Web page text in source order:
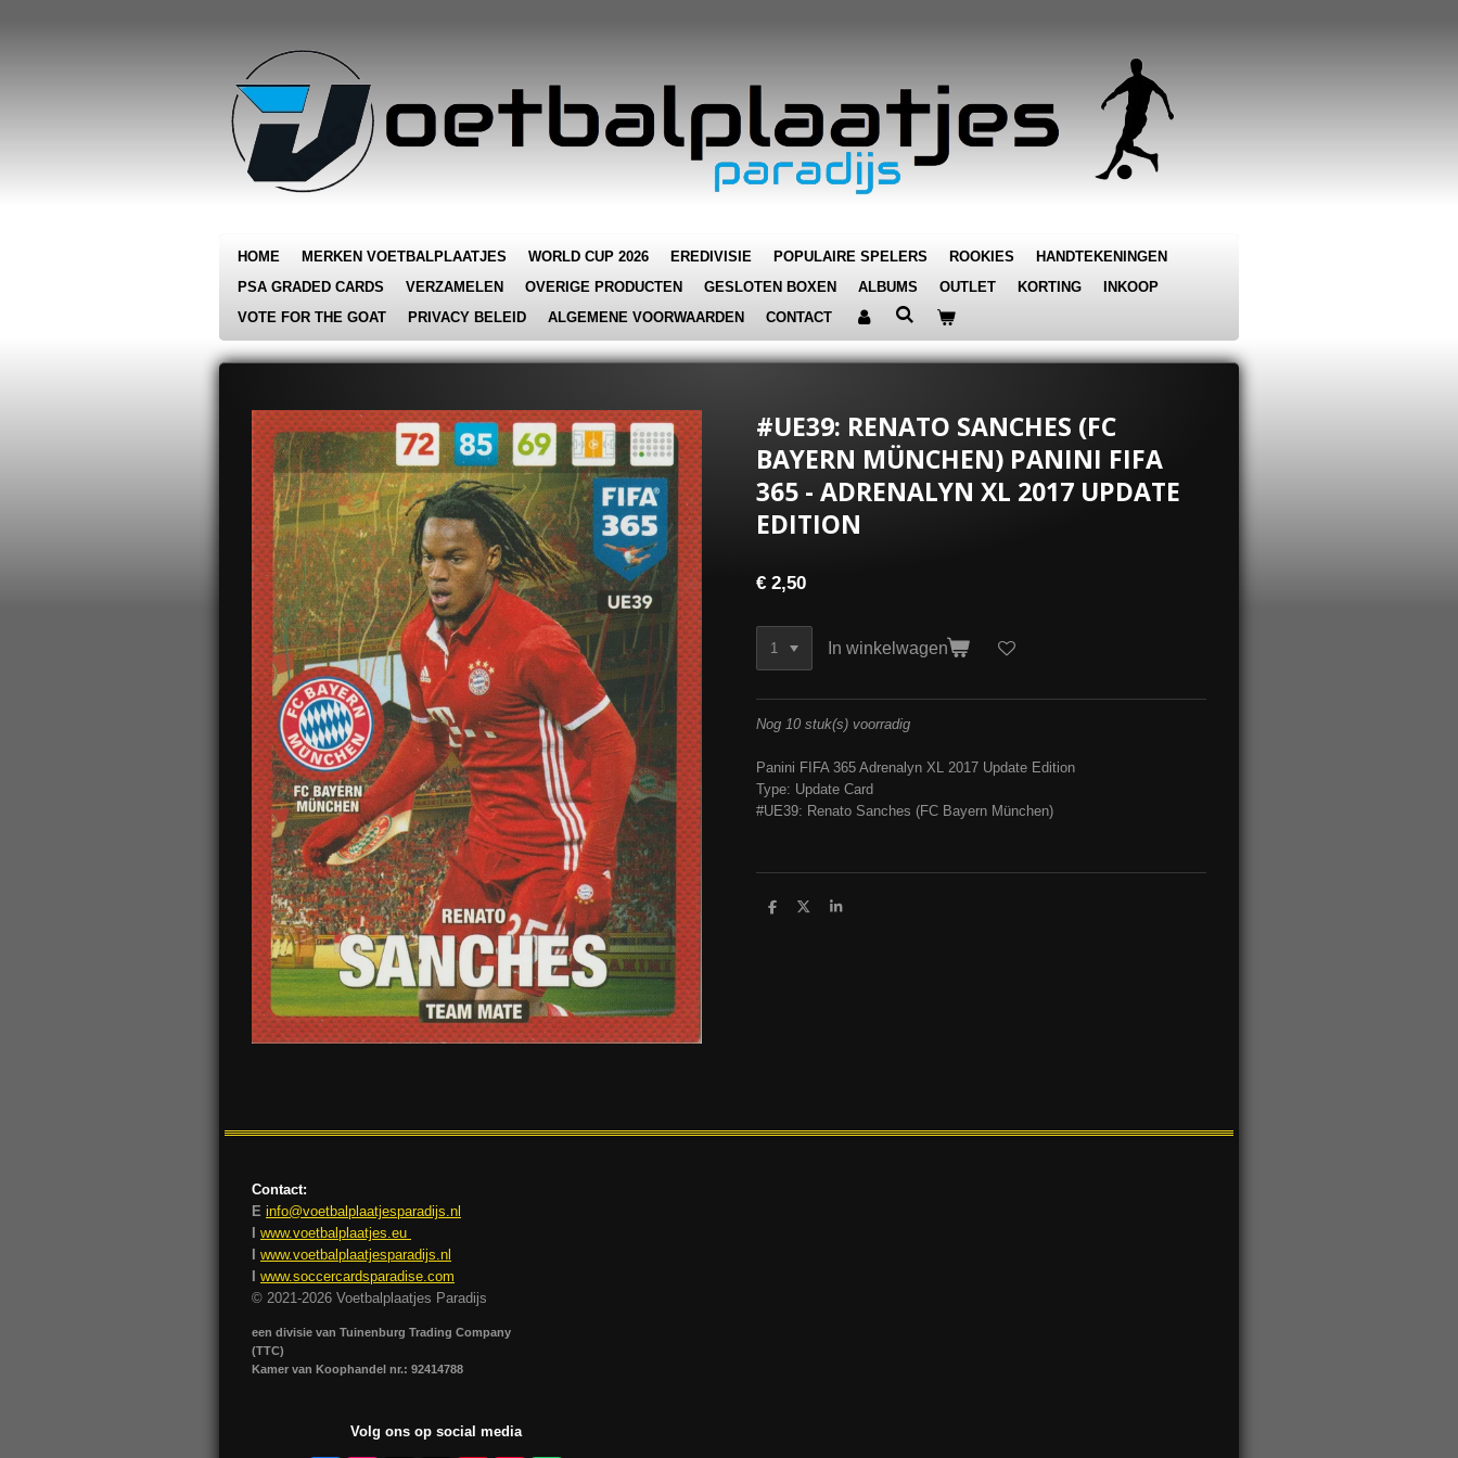
HOME MERKEN VOETBALPLAATJES WORLD CUP 2026 EREDIVISIE POPULAIRE SPELERS ROOKIES
HANDTEKENINGEN
PSA GRADED CARDS
VERZAMELEN OVERIGE PRODUCTEN GESLOTEN BOXEN ALBUMS OUTLET KORTING
INKOOP
VOTE FOR THE GOAT
PRIVACY BELEID ALGEMENE VOORWAARDEN CONTACT
#UE39: RENATO SANCHES (FC
BAYERN MÜNCHEN) PANINI FIFA
365 - ADRENALYN XL 2017 UPDATE
EDITION
€ 2,50
In winkelwagen
Nog 10 stuk(s) voorradig
Panini FIFA 365 Adrenalyn XL 2017 Update Edition
Type: Update Card
#UE39: Renato Sanches (FC Bayern München)
D
D
S
Contact:
E info@voetbalplaatjesparadijs.nl
I www.voetbalplaatjes.eu
I www.voetbalplaatjesparadijs.nl
I www.soccercardsparadise.com
© 2021-2026 Voetbalplaatjes Paradijs
een divisie van Tuinenburg Trading Company
(TTC)
Kamer van Koophandel nr.: 92414788
Volg ons op social media